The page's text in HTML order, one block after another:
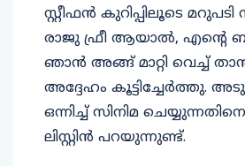
സ്റ്റീഫന്‍ കുറിപ്പിലൂടെ
രാജു ഫ്രീ ആയാല്‍, എന്റെ
ഞാന്‍ അങ്ങ് മാറ്റി വെച്ച്
അദ്ദേഹം കൂട്ടിച്ചേര്‍ത്തു.
ഒന്നിച്ച് സിനിമ
ലിസ്റ്റിന്‍ പറയുന്നുണ്ട്.